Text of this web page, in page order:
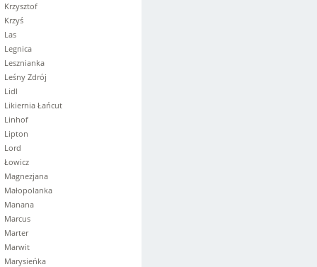
Krzysztof
Krzyś
Las
Legnica
Lesznianka
Leśny Zdrój
Lidl
Likiernia Łańcut
Linhof
Lipton
Lord
Łowicz
Magnezjana
Małopolanka
Manana
Marcus
Marter
Marwit
Marysieńka